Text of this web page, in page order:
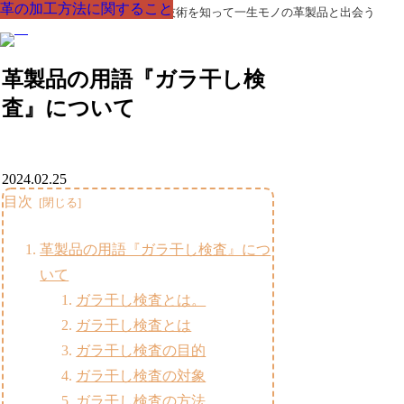
革製品の部品の呼び名・素材・技術を知って一生モノの革製品と出会う
革製品の用語『ガラ干し検
査』について
革の加工方法に関すること
2024.02.25
目次
革製品の用語『ガラ干し検査』につ
いて
ガラ干し検査とは。
ガラ干し検査とは
ガラ干し検査の目的
ガラ干し検査の対象
革の加工方法に関すること
革の加工方法に関すること
革の加工方法に関すること
革の加工方法に関すること
革の加工方法に関すること
革の加工方法に関すること